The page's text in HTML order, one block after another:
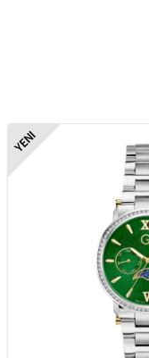
YENI